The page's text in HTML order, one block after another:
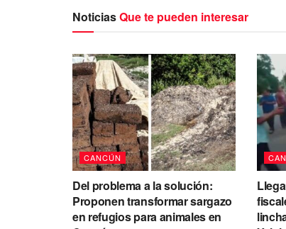
NoticiasQue te pueden interesar
CANCÚN
Del problema a la solución:
Proponen transformar sargazo
en refugios para animales en